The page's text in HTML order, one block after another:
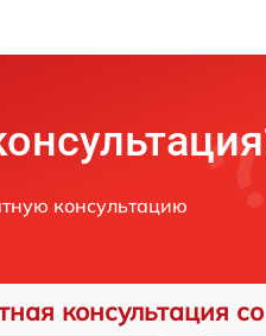
консультацию
консультация